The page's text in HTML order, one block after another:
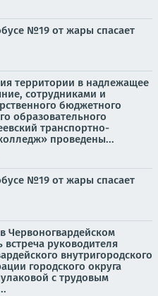
№19 от жары спасает
территории в надлежащее
сотрудниками и
бюджетного
образовательного
транспортно-
проведены...
№19 от жары спасает
Червоногвардейском
встреча руководителя
внутригородского
городского округа
с трудовым